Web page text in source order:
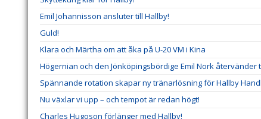
Emil Johannisson ansluter till Hallby!
Guld!
Klara och Märtha om att åka på U-20 VM i Kina
Högernian och den Jönköpingsbördige Emil Nork återvänder
Spännande rotation skapar ny tränarlösning för Hallby
Nu växlar vi upp – och tempot är redan högt!
Charles Hugoson förlänger med Hallby!